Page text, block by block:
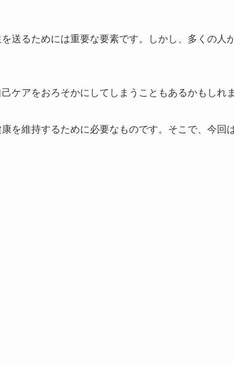
送るためには重要な要素です。しかし、多くの人
ケアをおろそかにしてしまうこともあるかもしれま
を維持するために必要なものです。そこで、今回